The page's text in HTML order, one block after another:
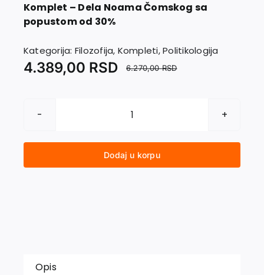
Komplet – Dela Noama Čomskog sa
popustom od 30%
Kategorija: Filozofija, Kompleti,Politikologija
6.270,00RSD
4.389,00 RSD
Komplet
Dela
Noama
Dodaj u korpu
Opis